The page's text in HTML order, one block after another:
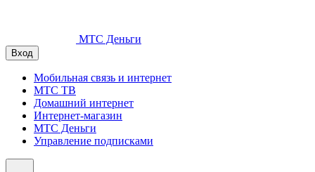
МТС Деньги
Вход
Мобильная связь и интернет
МТС ТВ
Домашний интернет
Интернет-магазин
МТС Деньги
Управление подписками